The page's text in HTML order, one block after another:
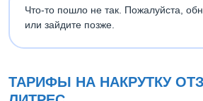
Что-то пошло не так. Пожалуйста,
или зайдите позже.
ТАРИФЫ НА НАКРУТКУ